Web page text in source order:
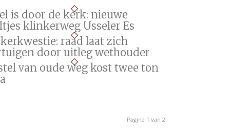
is door de kerk: nieuwe
klinkerweg Usseler Es
raad laat zich
door uitleg wethouder
van oude weg kost twee ton
Pagina 1 van 2